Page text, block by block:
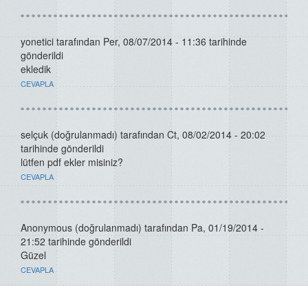
yonetici tarafından Per, 08/07/2014 - 11:36 tarihinde
gönderildi
ekledik
CEVAPLA
selçuk (doğrulanmadı) tarafından Ct, 08/02/2014 - 20:02
tarihinde gönderildi
lütfen pdf ekler misiniz?
CEVAPLA
Anonymous (doğrulanmadı) tarafından Pa, 01/19/2014 -
21:52 tarihinde gönderildi
Güzel
CEVAPLA